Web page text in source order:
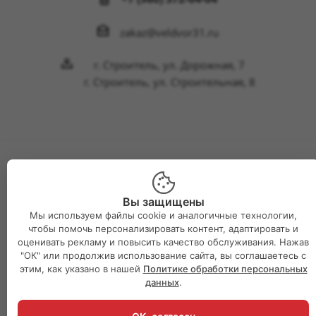
zakaz@veldvor31.ru
г. Строитель, ул. Дорожная, 7
г. Строитель, ул. Строительная, 8
2026 © Интернет-магазин Великий двор
Вы защищены
Мы используем файлы cookie и аналогичные технологии,
чтобы помочь персонализировать контент, адаптировать и
оценивать рекламу и повысить качество обслуживания. Нажав
"ОК" или продолжив использование сайта, вы соглашаетесь с
этим, как указано в нашей Политике обработки персональных
данных.